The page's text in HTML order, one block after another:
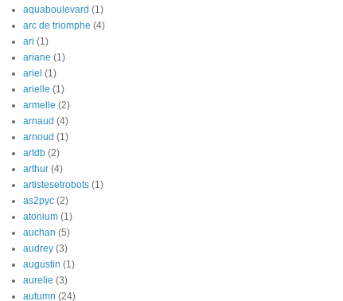
aquaboulevard (1)
arc de triomphe (4)
ari (1)
ariane (1)
ariel (1)
arielle (1)
armelle (2)
arnaud (4)
arnoud (1)
artdb (2)
arthur (4)
artistesetrobots (1)
as2pyc (2)
atonium (1)
auchan (5)
audrey (3)
augustin (1)
aurelie (3)
autumn (24)